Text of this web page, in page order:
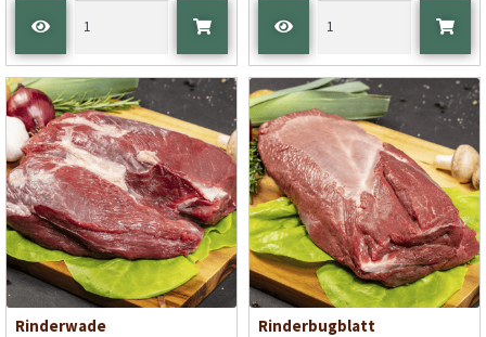
Rinderwade Rinderbugblatt